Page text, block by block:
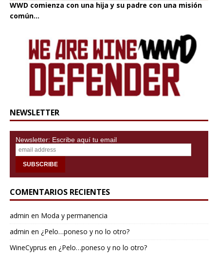
WWD comienza con una hija y su padre con una misión
común...
NEWSLETTER
Newsletter: Escribe aquí tu email
COMENTARIOS RECIENTES
admin en Moda y permanencia
admin en ¿Pelo…poneso y no lo otro?
WineCyprus en ¿Pelo…poneso y no lo otro?